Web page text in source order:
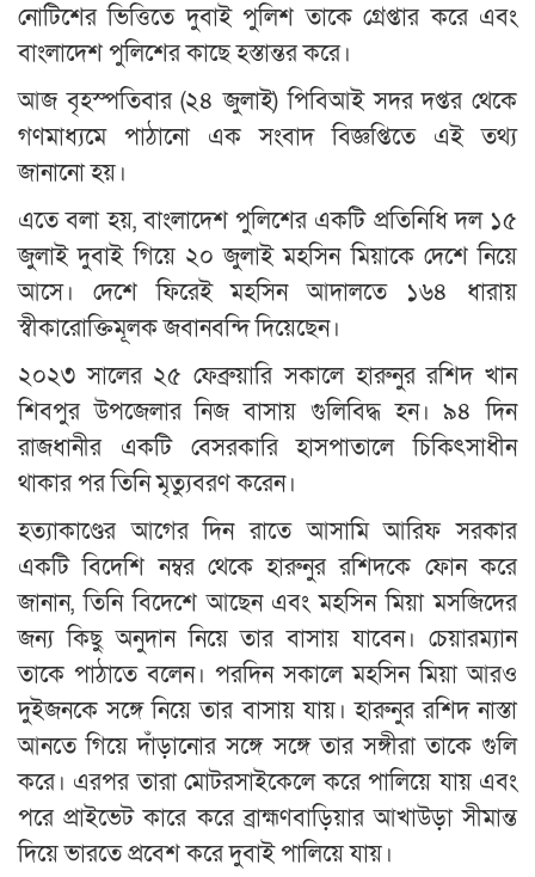
নোটিশের ভিত্তিতে দুবাই পুলিশ তাকে গ্রেপ্তার করে এবং
বাংলাদেশ পুলিশের কাছে হস্তান্তর করে।
আজ বৃহস্পতিবার (২৪ জুলাই) পিবিআই সদর দপ্তর থেকে
গণমাধ্যমে পাঠানো এক সংবাদ বিজ্ঞপ্তিতে এই তথ্য
জানানো হয়।
এতে বলা হয়, বাংলাদেশ পুলিশের একটি প্রতিনিধি দল ১৫
জুলাই দুবাই গিয়ে ২০ জুলাই মহসিন মিয়াকে দেশে নিয়ে
আসে। দেশে ফিরেই মহসিন আদালতে ১৬৪ ধারায়
স্বীকারোক্তিমূলক জবানবন্দি দিয়েছেন।
২০২৩ সালের ২৫ ফেব্রুয়ারি সকালে হারুনুর রশিদ খান
শিবপুর উপজেলার নিজ বাসায় গুলিবিদ্ধ হন। ৯৪ দিন
রাজধানীর একটি বেসরকারি হাসপাতালে চিকিৎসাধীন
থাকার পর তিনি মৃত্যুবরণ করেন।
হত্যাকাণ্ডের আগের দিন রাতে আসামি আরিফ সরকার
একটি বিদেশি নম্বর থেকে হারুনুর রশিদকে ফোন করে
জানান, তিনি বিদেশে আছেন এবং মহসিন মিয়া মসজিদের
জন্য কিছু অনুদান নিয়ে তার বাসায় যাবেন। চেয়ারম্যান
তাকে পাঠাতে বলেন। পরদিন সকালে মহসিন মিয়া আরও
দুইজনকে সঙ্গে নিয়ে তার বাসায় যায়। হারুনুর রশিদ নাস্তা
আনতে গিয়ে দাঁড়ানোর সঙ্গে সঙ্গে তার সঙ্গীরা তাকে গুলি
করে। এরপর তারা মোটরসাইকেলে করে পালিয়ে যায় এবং
পরে প্রাইভেট কারে করে ব্রাহ্মণবাড়িয়ার আখাউড়া সীমান্ত
দিয়ে ভারতে প্রবেশ করে দুবাই পালিয়ে যায়।